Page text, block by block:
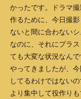
かったです。ドラマ
作るために、今日撮
ないと間に合わない
なのに、それにプラ
ても大変な状況なん
やってきましたが、
してるわけではない
より集中して役作り